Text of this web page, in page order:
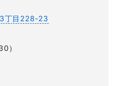
丁目228-23
）